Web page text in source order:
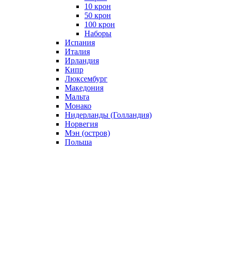
10 крон
50 крон
100 крон
Наборы
Испания
Италия
Ирландия
Кипр
Люксембург
Македония
Мальта
Монако
Нидерланды (Голландия)
Норвегия
Мэн (остров)
Польша